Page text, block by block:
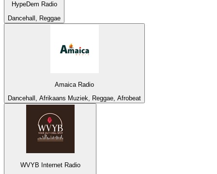
HypeDem Radio
Dancehall, Reggae
Amaica Radio
Dancehall, Afrikaans Muziek, Reggae, Afrobeat
WVYB Internet Radio